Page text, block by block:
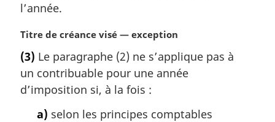
a
e
l’année.
N
t
e
m
Titre de créance visé — exception
(3) Le paragraphe (2) ne s’applique pas à
un contribuable pour une année
d’imposition si, à la fois :
a) selon les principes comptables